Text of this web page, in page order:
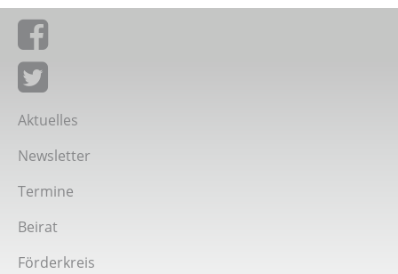
Giordano-Bruno-Stiftung auf Facebook
Giordano-Bruno-Stiftung bei Twitter
Aktuelles
Newsletter
Termine
Beirat
Förderkreis